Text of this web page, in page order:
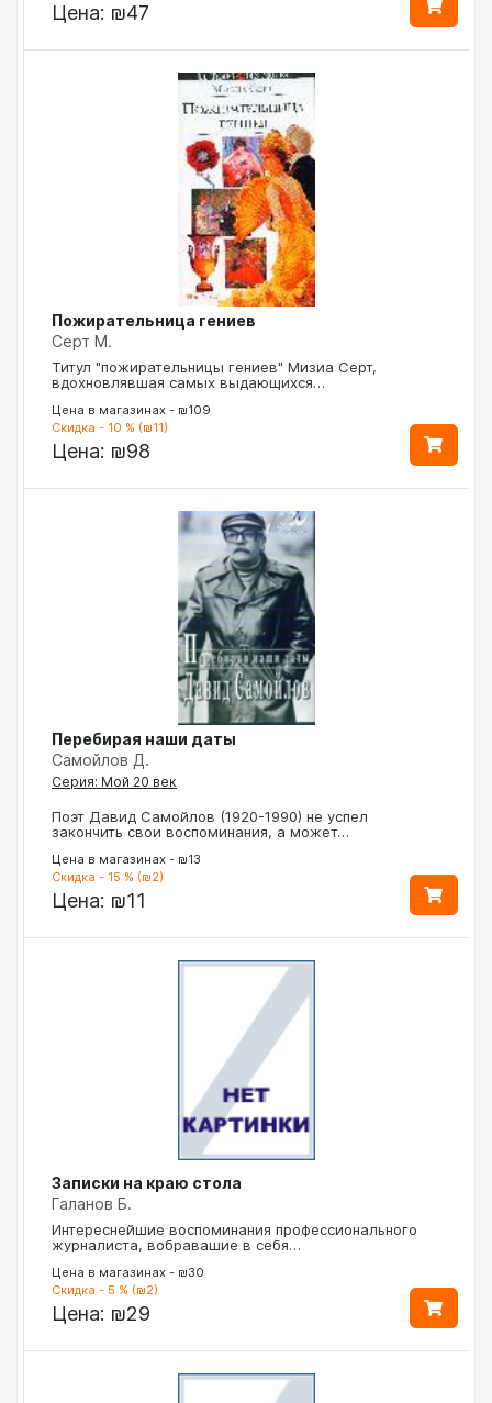
Цена: ₪47
Пожирательница гениев
Серт М.
Титул "пожирательницы гениев" Мизиа Серт,
вдохновлявшая самых выдающихся…
Цена в магазинах - ₪109
Скидка - 10 % (₪11)
Цена: ₪98
Перебирая наши даты
Самойлов Д.
Серия: Мой 20 век
Поэт Давид Самойлов (1920-1990) не успел
закончить свои воспоминания, а может…
Цена в магазинах - ₪13
Скидка - 15 % (₪2)
Цена: ₪11
Записки на краю стола
Галанов Б.
Интереснейшие воспоминания профессионального
журналиста, вобравашие в себя…
Цена в магазинах - ₪30
Скидка - 5 % (₪2)
Цена: ₪29